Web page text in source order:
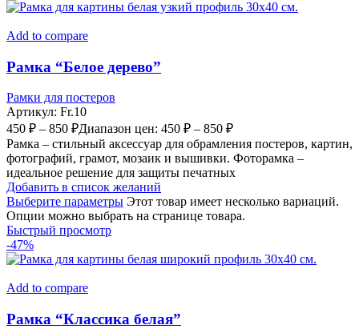
Add to compare
Рамка “Белое дерево”
Рамки для постеров
Артикул: Fr.10
450 ₽ – 850 ₽Диапазон цен: 450 ₽ – 850 ₽
Рамка – стильный аксессуар для обрамления постеров, картин,
фотографий, грамот, мозаик и вышивки. Фоторамка –
идеальное решение для защиты печатных
Добавить в список желаний
Выберите параметры Этот товар имеет несколько вариаций.
Опции можно выбрать на странице товара.
Быстрый просмотр
-47%
Add to compare
Рамка “Классика белая”